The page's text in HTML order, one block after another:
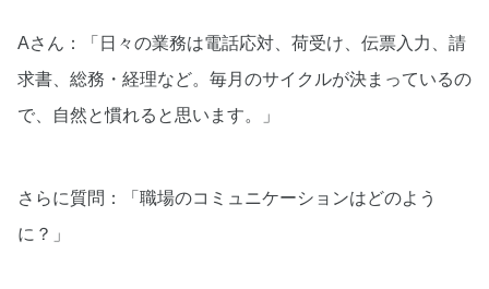
Aさん：「日々の業務は電話応対、荷受け、伝票入力、請
求書、総務・経理など。毎月のサイクルが決まっているの
で、自然と慣れると思います。」
さらに質問：「職場のコミュニケーションはどのよう
に？」